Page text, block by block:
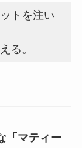
トを注い
る。
「マティー